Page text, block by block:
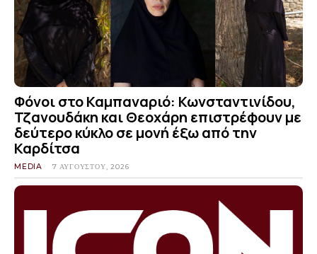
Φόνοι στο Καμπαναριό: Κωνσταντινίδου,
Τζανουδάκη και Θεοχάρη επιστρέφουν με
δεύτερο κύκλο σε μονή έξω από την
Καρδίτσα
MEDIA 7 ΑΥΓΟΎΣΤΟΥ, 2026